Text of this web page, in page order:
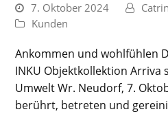
7. Oktober 2024
Kunden
Ankommen und wohlfühlen
INKU Objektkollektion Arriva
Umwelt Wr. Neudorf, 7.
berührt, betreten und